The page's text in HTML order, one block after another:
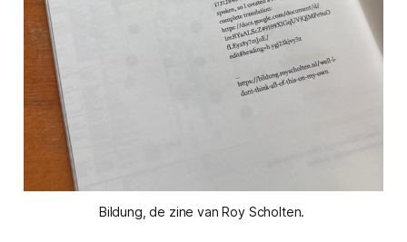
Bildung, de zine van Roy Scholten.